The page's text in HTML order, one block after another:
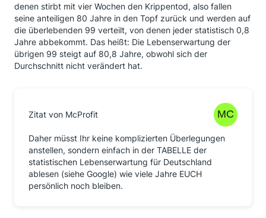
denen stirbt mit vier Wochen den Krippentod, also fallen
seine anteiligen 80 Jahre in den Topf zurück und werden auf
die überlebenden 99 verteilt, von denen jeder statistisch 0,8
Jahre abbekommt. Das heißt: Die Lebenserwartung der
übrigen 99 steigt auf 80,8 Jahre, obwohl sich der
Durchschnitt nicht verändert hat.
Zitat von McProfit
Daher müsst Ihr keine komplizierten Überlegungen
anstellen, sondern einfach in der TABELLE der
statistischen Lebenserwartung für Deutschland
ablesen (siehe Google) wie viele Jahre EUCH
persönlich noch bleiben.